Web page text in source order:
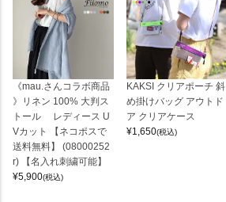
《mau.さんコラボ商品
》リネン 100% 大判ス
トール レディース U
Vカット 【ネコポスで
送料無料】 (08000252
r) 【名入れ刺繍可能】
¥5,900(税込)
KAKSI クリアポーチ 斜
め掛けバッグ アウトド
ア クリアケース
¥1,650(税込)